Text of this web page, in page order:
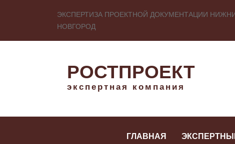
ЭКСПЕРТИЗА ПРОЕКТНОЙ ДОКУМЕНТАЦИИ
НОВГОРОД
РОСТПРОЕКТ
экспертная компания
ГЛАВНАЯ